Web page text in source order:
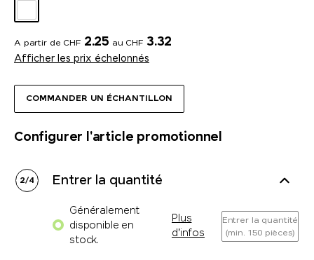
COMMANDER UN ÉCHANTILLON
A partir de CHF 2.25 au CHF 3.32
Afficher les prix échelonnés
Configurer l'article promotionnel
2/4 Entrer la quantité
Généralement
disponible en
stock.
Plus
d'infos
Entrer la quantité
(min. 150 pièces)